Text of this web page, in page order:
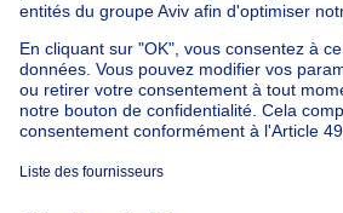
Trouvez d'autres
Maison et appartement à
Maison et appartement à
Immeuble à appartements
Maison Bel-étage à
Bien exceptionnel à vendre
Bungalow à vendre